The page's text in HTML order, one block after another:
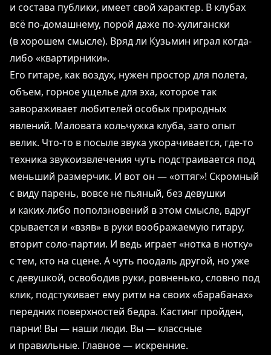
и состава публики, имеет свой характер. В клубах
всё по-домашнему, порой даже по-хулигански
(в хорошем смысле). Вряд ли Кузьмин играл когда-
либо «квартирники».
Его гитаре, как воздух, нужен простор для полета,
объем, горное ущелье для эха, которое так
завораживает любителей особых природных
явлений. Маловата кольчужка клуба, зато опыт
велик. Что-то в посыле звука укорачивается, где-то
техника звукоизвлечения чуть подстраивается под
меньший размерчик. И вот он ― «оттяг»! Скромный
с виду парень, вовсе не пьяный, без девушки
и каких-либо поползновений в этом смысле, вдруг
срывается и «взяв» в руки воображаемую гитару,
вторит соло-партии. И ведь играет «нотка в нотку»
с тем, кто на сцене. А чуть поодаль другой, но уже
с девушкой, освободив руки, ровненько, словно под
клик, подстукивает ему ритм на своих «барабанах»
передних поверхностей бедра. Кастинг пройден,
парни! Вы ― наши люди. Вы ― классные
и правильные. Главное ― искренние.